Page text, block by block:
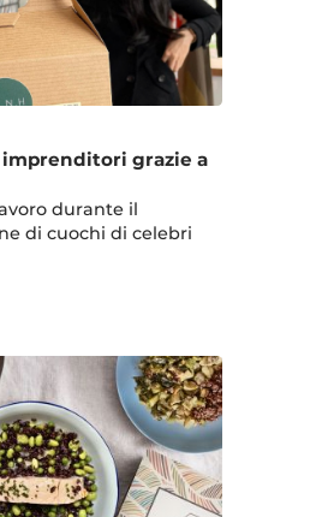
imprenditori grazie a
durante il
di cuochi di celebri